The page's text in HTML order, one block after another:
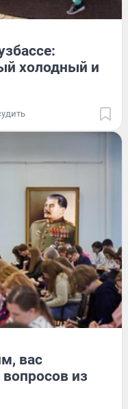
холодный и
вас
вопросов из